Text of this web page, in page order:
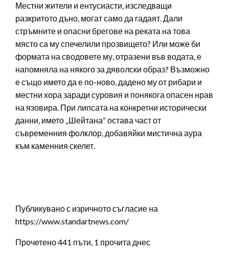
Местни жители и ентусиасти, изследващи
разкритото дъно, могат само да гадаят. Дали
стръмните и опасни брегове на реката на това
място са му спечелили прозвището? Или може би
формата на сводовете му, отразени във водата, е
напомняла на някого за дяволски образ? Възможно
е също името да е по-ново, дадено му от рибари и
местни хора заради суровия и понякога опасен нрав
на язовира. При липсата на конкретни исторически
данни, името „Шейтана“ остава част от
съвременния фолклор, добавяйки мистична аура
към каменния скелет.
Публикувано с изричното съгласие на
https://www.standartnews.com/
Прочетено 441 пъти, 1 прочита днес